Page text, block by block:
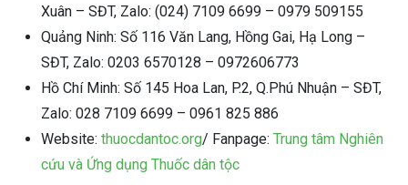
Xuân – SĐT, Zalo: (024) 7109 6699 – 0979 509155
Quảng Ninh: Số 116 Văn Lang, Hồng Gai, Hạ Long –
SĐT, Zalo: 0203 6570128 – 0972606773
Hồ Chí Minh: Số 145 Hoa Lan, P.2, Q.Phú Nhuận – SĐT,
Zalo: 028 7109 6699 – 0961 825 886
Website: thuocdantoc.org/ Fanpage: Trung tâm Nghiên
cứu và Ứng dụng Thuốc dân tộc